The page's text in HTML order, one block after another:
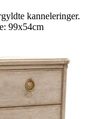
kanneleringer.
99x54cm